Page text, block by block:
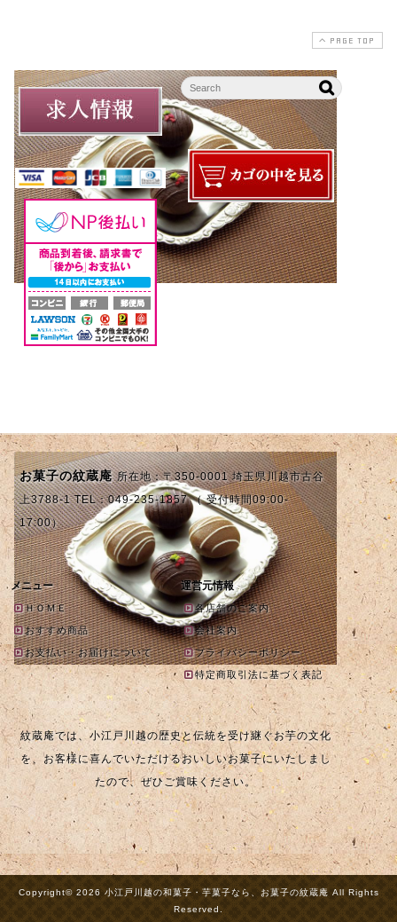
PAGE TOP
お菓子の紋蔵庵 所在地：〒350-0001 埼玉県川越市古谷
上3788-1 TEL：049-235-1857 （ 受付時間09:00-
17:00）
メニュー
ＨＯＭＥ
おすすめ商品
お支払い・お届けについて
運営元情報
各店舗のご案内
会社案内
プライバシーポリシー
特定商取引法に基づく表記
紋蔵庵では、小江戸川越の歴史と伝統を受け継ぐお芋の文化
を、お客様に喜んでいただけるおいしいお菓子にいたしまし
たので、ぜひご賞味ください。
Copyright© 2026 小江戸川越の和菓子・芋菓子なら、お菓子の紋蔵庵 All Rights
Reserved.